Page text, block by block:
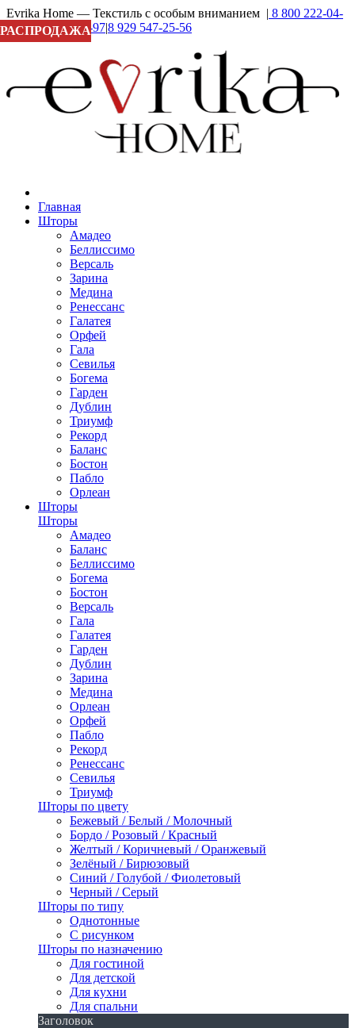
Evrika Home — Текстиль с особым вниманием | 8 800 222-04-
27|8 929 937-16-97|8 929 547-25-56
Главная
Шторы
Амадео
Беллиссимо
Версаль
Зарина
Медина
Ренессанс
Галатея
Орфей
Гала
Севилья
Богема
Гарден
Дублин
Триумф
Рекорд
Баланс
Бостон
Пабло
Орлеан
Шторы
Шторы
Амадео
Баланс
Беллиссимо
Богема
Бостон
Версаль
Гала
Галатея
Гарден
Дублин
Зарина
Медина
Орлеан
Орфей
Пабло
Рекорд
Ренессанс
Севилья
Триумф
Шторы по цвету
Бежевый / Белый / Молочный
Бордо / Розовый / Красный
Желтый / Коричневый / Оранжевый
Зелёный / Бирюзовый
Синий / Голубой / Фиолетовый
Черный / Серый
Шторы по типу
Однотонные
С рисунком
Шторы по назначению
Для гостиной
Для детской
Для кухни
Для спальни
Заголовок
РАСПРОДАЖА